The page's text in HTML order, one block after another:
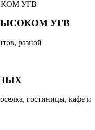
УГВ
разной
гостиницы, кафе и